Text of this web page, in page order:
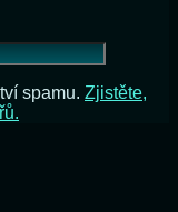
spamu. Zjistěte,